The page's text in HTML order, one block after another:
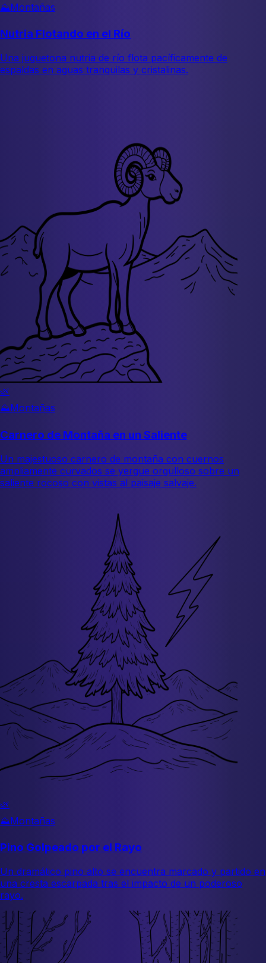
⛰️Montañas
Nutria Flotando en el Río
Una juguetona nutria de río flota pacíficamente de
espaldas en aguas tranquilas y cristalinas.
🌿
⛰️Montañas
Carnero de Montaña en un Saliente
Un majestuoso carnero de montaña con cuernos
ampliamente curvados se yergue orgulloso sobre un
saliente rocoso con vistas al paisaje salvaje.
🌿
⛰️Montañas
Pino Golpeado por el Rayo
Un dramático pino alto se encuentra marcado y partido en
una cresta escarpada tras el impacto de un poderoso
rayo.